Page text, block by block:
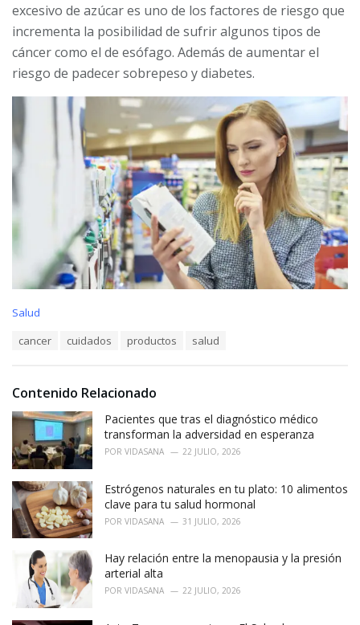
excesivo de azúcar es uno de los factores de riesgo que
incrementa la posibilidad de sufrir algunos tipos de
cáncer como el de esófago. Además de aumentar el
riesgo de padecer sobrepeso y diabetes.
C
r
i
:
Salud
:
cancer cuidados productos salud
Contenido Relacionado
Pacientes que tras el diagnóstico médico
transforman la adversidad en esperanza
POR VIDASANA 22 JULIO, 2026
Estrógenos naturales en tu plato: 10 alimentos
clave para tu salud hormonal
POR VIDASANA 31 JULIO, 2026
Hay relación entre la menopausia y la presión
arterial alta
POR VIDASANA 22 JULIO, 2026